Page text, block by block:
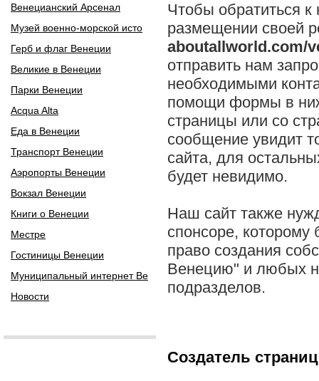
Венецианский Арсенал
Музей военно-морской исто
Герб и флаг Венеции
Великие в Венеции
Парки Венеции
Acqua Alta
Еда в Венеции
Транспорт Венеции
Аэропорты Венеции
Вокзал Венеции
Книги о Венеции
Местре
Гостиницы Венеции
Муниципальный интернет Ве
Новости
Чтобы обратиться
размещении своей
aboutallworld.com/
отправить нам
необходимыми
помощи формы в
страницы или со
сообщение увидит
сайта, для
будет невидимо.
Наш сайт также
спонсоре, которому
право создания
Венецию" и любых
подразделов.
Создатель